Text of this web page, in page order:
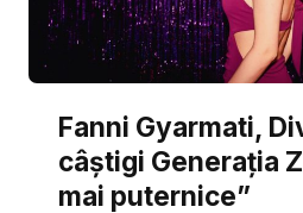
Fanni Gyarmati,
câștigi Generația
mai puternice”